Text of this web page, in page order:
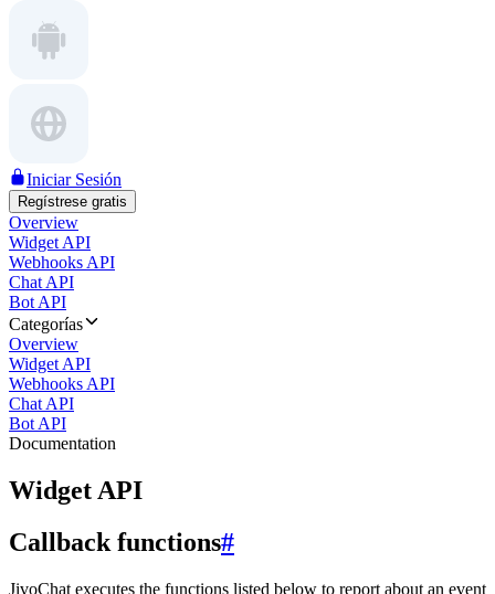
Iniciar Sesión
Regístrese gratis
Overview
Widget API
Webhooks API
Chat API
Bot API
Categorías
Overview
Widget API
Webhooks API
Chat API
Bot API
Documentation
Widget API
Callback functions#
JivoChat executes the functions listed below to report about an event